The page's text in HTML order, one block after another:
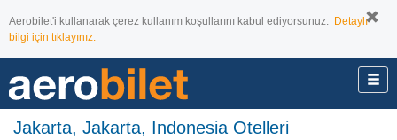
Aerobilet'i kullanarak çerez kullanım koşullarını kabul ediyorsunuz. Detaylı
bilgi için tıklayınız.
Jakarta, Jakarta, Indonesia Otelleri